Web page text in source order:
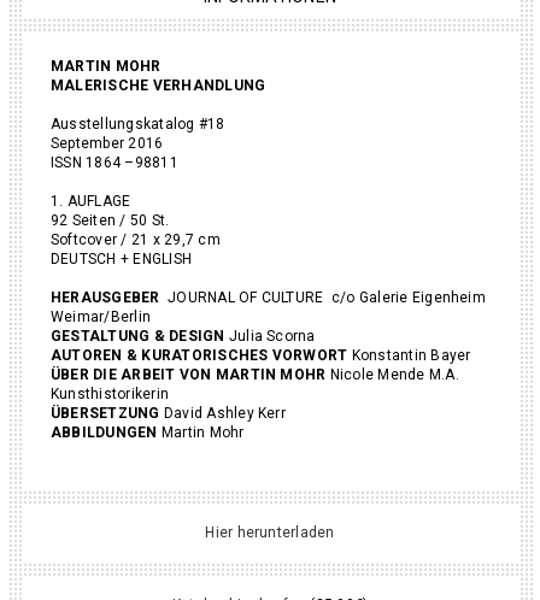
MARTIN MOHR
MALERISCHE VERHANDLUNG
Ausstellungskatalog #18
September 2016
ISSN 1864 –98811
1. AUFLAGE
92 Seiten / 50 St.
Softcover / 21 x 29,7 cm
DEUTSCH + ENGLISH
HERAUSGEBER JOURNAL OF CULTURE c/o Galerie Eigenheim
Weimar/Berlin
GESTALTUNG & DESIGN Julia Scorna
AUTOREN & KURATORISCHES VORWORT Konstantin Bayer
ÜBER DIE ARBEIT VON MARTIN MOHR Nicole Mende M.A.
Kunsthistorikerin
ÜBERSETZUNG David Ashley Kerr
ABBILDUNGEN Martin Mohr
Hier herunterladen